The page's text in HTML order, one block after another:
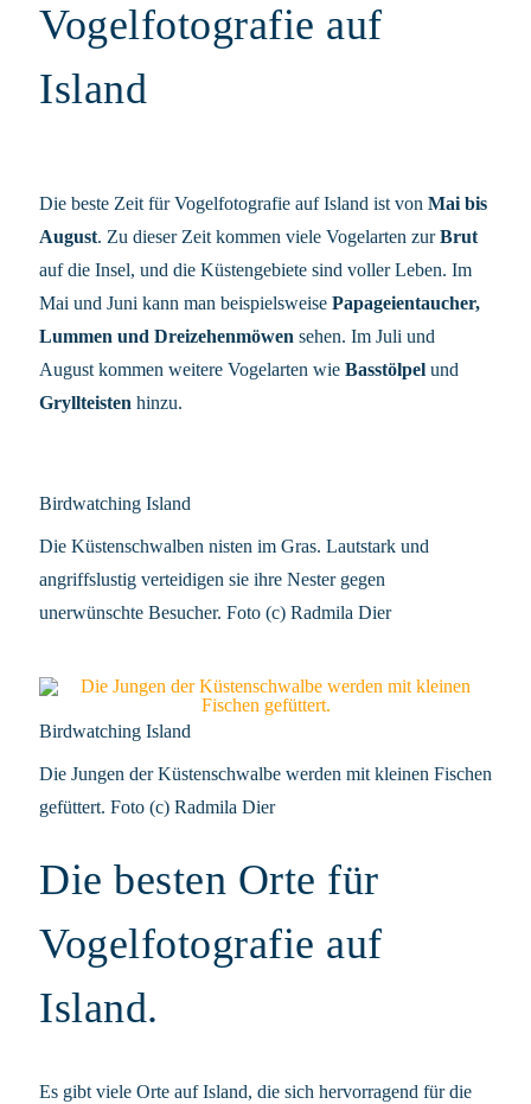
Vogelfotografie auf
Island
Die beste Zeit für Vogelfotografie auf Island ist von Mai bis
August. Zu dieser Zeit kommen viele Vogelarten zurBrut
auf die Insel, und die Küstengebiete sind voller Leben. Im
Mai und Juni kann man beispielsweise Papageientaucher,
Lummen und Dreizehenmöwen sehen. Im Juli und
August kommen weitere Vogelarten wie Basstölpel und
Gryllteisten hinzu.
Birdwatching Island
Die Küstenschwalben nisten im Gras. Lautstark und
angriffslustig verteidigen sie ihre Nester gegen
unerwünschte Besucher. Foto (c) Radmila Dier
Birdwatching Island
Die Jungen der Küstenschwalbe werden mit kleinen Fischen
gefüttert. Foto (c) Radmila Dier
Die besten Orte für
Vogelfotografie auf
Island.
Es gibt viele Orte auf Island, die sich hervorragend für die